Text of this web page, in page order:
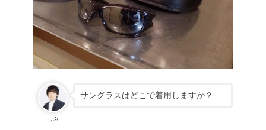
しぶ
サングラスはどこで着用しますか？